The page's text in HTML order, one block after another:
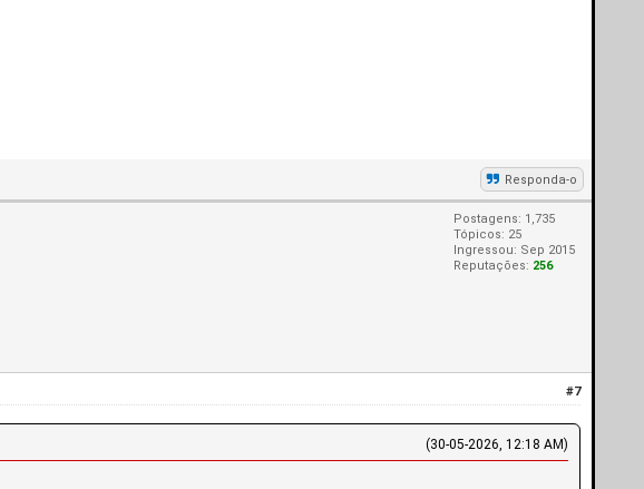
Responda-o
Postagens: 1,735
Tópicos: 25
Ingressou: Sep 2015
Reputações: 256
#7
(30-05-2026, 12:18 AM)